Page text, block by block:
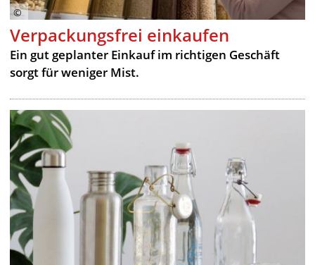
Verpackungsfrei einkaufen
Ein gut geplanter Einkauf im richtigen Geschäft
sorgt für weniger Mist.